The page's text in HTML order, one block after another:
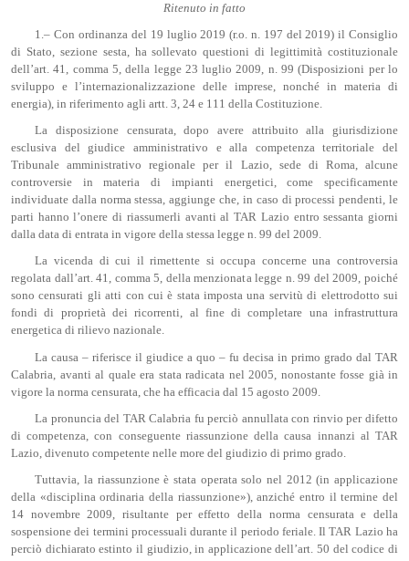
Ritenuto in fatto
1.– Con ordinanza del 19 luglio 2019 (r.o. n. 197 del 2019) il Consiglio
di Stato, sezione sesta, ha sollevato questioni di legittimità costituzionale
dell’art. 41, comma 5, della legge 23 luglio 2009, n. 99 (Disposizioni per lo
sviluppo e l’internazionalizzazione delle imprese, nonché in materia di
energia), in riferimento agli artt. 3, 24 e 111 della Costituzione.
La disposizione censurata, dopo avere attribuito alla giurisdizione
esclusiva del giudice amministrativo e alla competenza territoriale del
Tribunale amministrativo regionale per il Lazio, sede di Roma, alcune
controversie in materia di impianti energetici, come specificamente
individuate dalla norma stessa, aggiunge che, in caso di processi pendenti, le
parti hanno l’onere di riassumerli avanti al TAR Lazio entro sessanta giorni
dalla data di entrata in vigore della stessa legge n. 99 del 2009.
La vicenda di cui il rimettente si occupa concerne una controversia
regolata dall’art. 41, comma 5, della menzionata legge n. 99 del 2009, poiché
sono censurati gli atti con cui è stata imposta una servitù di elettrodotto sui
fondi di proprietà dei ricorrenti, al fine di completare una infrastruttura
energetica di rilievo nazionale.
La causa – riferisce il giudice a quo – fu decisa in primo grado dal TAR
Calabria, avanti al quale era stata radicata nel 2005, nonostante fosse già in
vigore la norma censurata, che ha efficacia dal 15 agosto 2009.
La pronuncia del TAR Calabria fu perciò annullata con rinvio per difetto
di competenza, con conseguente riassunzione della causa innanzi al TAR
Lazio, divenuto competente nelle more del giudizio di primo grado.
Tuttavia, la riassunzione è stata operata solo nel 2012 (in applicazione
della «disciplina ordinaria della riassunzione»), anziché entro il termine del
14 novembre 2009, risultante per effetto della norma censurata e della
sospensione dei termini processuali durante il periodo feriale. Il TAR Lazio ha
perciò dichiarato estinto il giudizio, in applicazione dell’art. 50 del codice di